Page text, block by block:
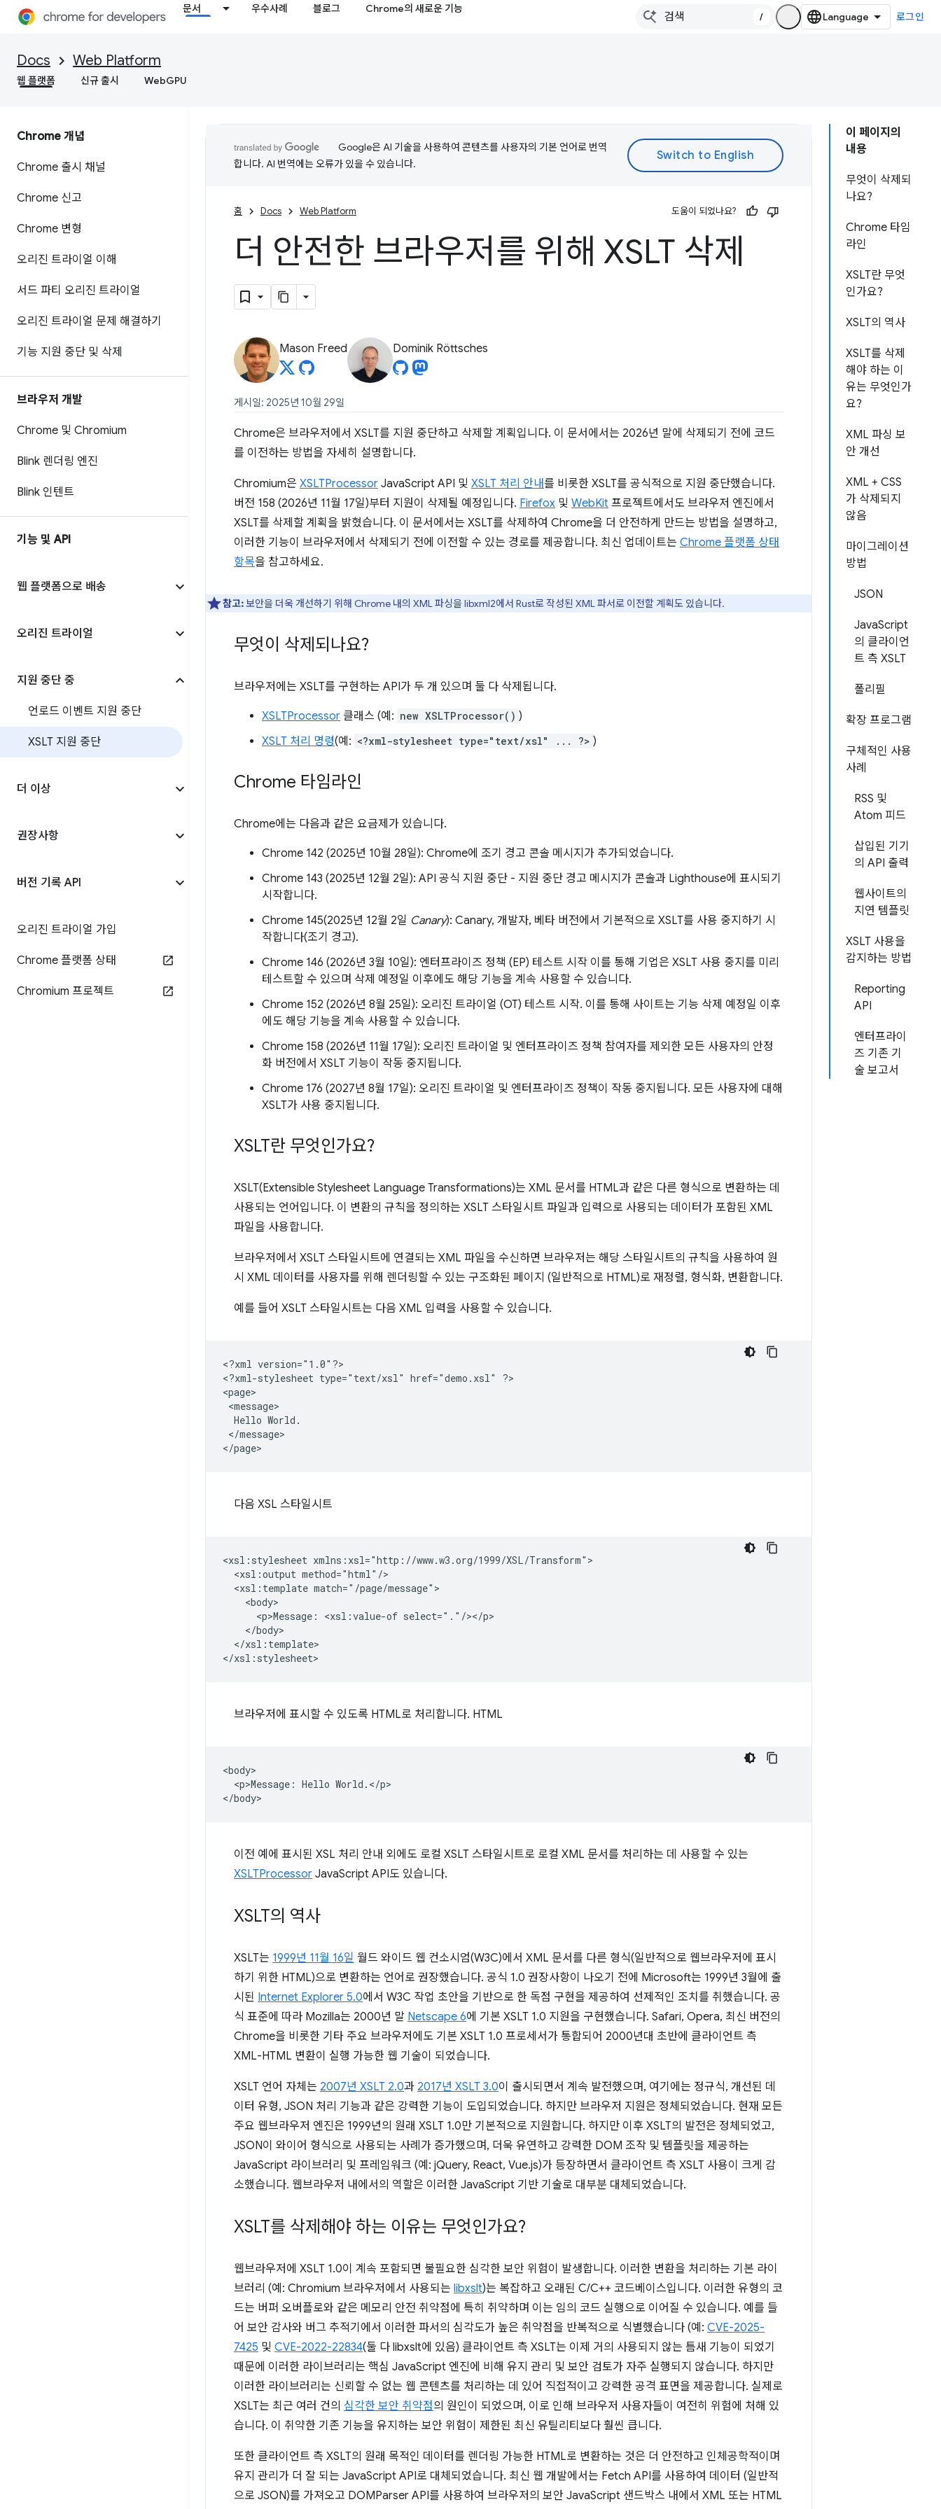
문서 우수사례 블로그 Chrome의 새로운 기능
/ 로그인
Docs Web Platform
웹 플랫폼 신규 출시 WebGPU
Chrome 개념
Chrome 출시 채널
Chrome 신고
Chrome 변형
오리진 트라이얼 이해
서드 파티 오리진 트라이얼
오리진 트라이얼 문제 해결하기
기능 지원 중단 및 삭제
브라우저 개발
Chrome 및 Chromium
Blink 렌더링 엔진
Blink 인텐트
기능 및 API
웹 플랫폼으로 배송
오리진 트라이얼
지원 중단 중
언로드 이벤트 지원 중단
XSLT 지원 중단
더 이상
권장사항
버전 기록 API
오리진 트라이얼 가입
Chrome 플랫폼 상태
Chromium 프로젝트
이 페이지의
내용
무엇이 삭제되
나요?
Chrome 타임
라인
XSLT란 무엇
인가요?
XSLT의 역사
XSLT를 삭제
해야 하는 이
유는 무엇인가
요?
XML 파싱 보
안 개선
XML + CSS
가 삭제되지
않음
마이그레이션
방법
JSON
JavaScript
의 클라이언
트 측 XSLT
폴리필
확장 프로그램
구체적인 사용
사례
RSS 및
Atom 피드
삽입된 기기
의 API 출력
웹사이트의
지연 템플릿
XSLT 사용을
감지하는 방법
Reporting
API
엔터프라이
즈 기존 기
술 보고서
Google은 AI 기술을 사용하여 콘텐츠를 사용자의 기본 언어로 번역
합니다. AI 번역에는 오류가 있을 수 있습니다.
홈 Docs Web Platform 도움이 되었나요?
더 안전한 브라우저를 위해 XSLT 삭제
Mason Freed Dominik Röttsches
게시일: 2025년 10월 29일
Chrome은 브라우저에서 XSLT를 지원 중단하고 삭제할 계획입니다. 이 문서에서는 2026년 말에 삭제되기 전에 코드
를 이전하는 방법을 자세히 설명합니다.
Chromium은 XSLTProcessor JavaScript API 및 XSLT 처리 안내를 비롯한 XSLT를 공식적으로 지원 중단했습니다.
버전 158 (2026년 11월 17일)부터 지원이 삭제될 예정입니다. Firefox 및 WebKit 프로젝트에서도 브라우저 엔진에서
XSLT를 삭제할 계획을 밝혔습니다. 이 문서에서는 XSLT를 삭제하여 Chrome을 더 안전하게 만드는 방법을 설명하고,
이러한 기능이 브라우저에서 삭제되기 전에 이전할 수 있는 경로를 제공합니다. 최신 업데이트는 Chrome 플랫폼 상태
항목을 참고하세요.
참고:보안을 더욱 개선하기 위해 Chrome 내의 XML 파싱을 libxml2에서 Rust로 작성된 XML 파서로 이전할 계획도 있습니다.
무엇이 삭제되나요?
브라우저에는 XSLT를 구현하는 API가 두 개 있으며 둘 다 삭제됩니다.
XSLTProcessor 클래스 (예: new XSLTProcessor() )
XSLT 처리 명령(예: <?xml-stylesheet type="text/xsl" ... ?> )
Chrome 타임라인
Chrome에는 다음과 같은 요금제가 있습니다.
Chrome 142 (2025년 10월 28일): Chrome에 조기 경고 콘솔 메시지가 추가되었습니다.
Chrome 143 (2025년 12월 2일): API 공식 지원 중단 - 지원 중단 경고 메시지가 콘솔과 Lighthouse에 표시되기
시작합니다.
Chrome 145(2025년 12월 2일 Canary): Canary, 개발자, 베타 버전에서 기본적으로 XSLT를 사용 중지하기 시
작합니다(조기 경고).
Chrome 146 (2026년 3월 10일): 엔터프라이즈 정책 (EP) 테스트 시작 이를 통해 기업은 XSLT 사용 중지를 미리
테스트할 수 있으며 삭제 예정일 이후에도 해당 기능을 계속 사용할 수 있습니다.
Chrome 152 (2026년 8월 25일): 오리진 트라이얼 (OT) 테스트 시작. 이를 통해 사이트는 기능 삭제 예정일 이후
에도 해당 기능을 계속 사용할 수 있습니다.
Chrome 158 (2026년 11월 17일): 오리진 트라이얼 및 엔터프라이즈 정책 참여자를 제외한 모든 사용자의 안정
화 버전에서 XSLT 기능이 작동 중지됩니다.
Chrome 176 (2027년 8월 17일): 오리진 트라이얼 및 엔터프라이즈 정책이 작동 중지됩니다. 모든 사용자에 대해
XSLT가 사용 중지됩니다.
XSLT란 무엇인가요?
XSLT(Extensible Stylesheet Language Transformations)는 XML 문서를 HTML과 같은 다른 형식으로 변환하는 데
사용되는 언어입니다. 이 변환의 규칙을 정의하는 XSLT 스타일시트 파일과 입력으로 사용되는 데이터가 포함된 XML
파일을 사용합니다.
브라우저에서 XSLT 스타일시트에 연결되는 XML 파일을 수신하면 브라우저는 해당 스타일시트의 규칙을 사용하여 원
시 XML 데이터를 사용자를 위해 렌더링할 수 있는 구조화된 페이지 (일반적으로 HTML)로 재정렬, 형식화, 변환합니다.
예를 들어 XSLT 스타일시트는 다음 XML 입력을 사용할 수 있습니다.
<?xml version="1.0"?>
<?xml-stylesheet type="text/xsl" href="demo.xsl"
?>
Hello
</message>
다음 XSL 스타일시트
<xsl:stylesheet
<xsl:output
<xsl:template
<p>Message:
<xsl:value-of
</xsl:template>
브라우저에 표시할 수 있도록 HTML로 처리합니다. HTML
<body>
  <p>Message: Hello World.</p>
이전 예에 표시된 XSL 처리 안내 외에도 로컬 XSLT 스타일시트로 로컬 XML 문서를 처리하는 데 사용할 수 있는
XSLTProcessor JavaScript API도 있습니다.
XSLT의 역사
XSLT는 1999년 11월 16일 월드 와이드 웹 컨소시엄(W3C)에서 XML 문서를 다른 형식(일반적으로 웹브라우저에 표시
하기 위한 HTML)으로 변환하는 언어로 권장했습니다. 공식 1.0 권장사항이 나오기 전에 Microsoft는 1999년 3월에 출
시된 Internet Explorer 5.0에서 W3C 작업 초안을 기반으로 한 독점 구현을 제공하여 선제적인 조치를 취했습니다. 공
식 표준에 따라 Mozilla는 2000년 말 Netscape 6에 기본 XSLT 1.0 지원을 구현했습니다. Safari, Opera, 최신 버전의
Chrome을 비롯한 기타 주요 브라우저에도 기본 XSLT 1.0 프로세서가 통합되어 2000년대 초반에 클라이언트 측
XML-HTML 변환이 실행 가능한 웹 기술이 되었습니다.
XSLT 언어 자체는 2007년 XSLT 2.0과 2017년 XSLT 3.0이 출시되면서 계속 발전했으며, 여기에는 정규식, 개선된 데
이터 유형, JSON 처리 기능과 같은 강력한 기능이 도입되었습니다. 하지만 브라우저 지원은 정체되었습니다. 현재 모든
주요 웹브라우저 엔진은 1999년의 원래 XSLT 1.0만 기본적으로 지원합니다. 하지만 이후 XSLT의 발전은 정체되었고,
JSON이 와이어 형식으로 사용되는 사례가 증가했으며, 더욱 유연하고 강력한 DOM 조작 및 템플릿을 제공하는
JavaScript 라이브러리 및 프레임워크 (예: jQuery, React, Vue.js)가 등장하면서 클라이언트 측 XSLT 사용이 크게 감
소했습니다. 웹브라우저 내에서의 역할은 이러한 JavaScript 기반 기술로 대부분 대체되었습니다.
XSLT를 삭제해야 하는 이유는 무엇인가요?
웹브라우저에 XSLT 1.0이 계속 포함되면 불필요한 심각한 보안 위험이 발생합니다. 이러한 변환을 처리하는 기본 라이
브러리 (예: Chromium 브라우저에서 사용되는 libxslt)는 복잡하고 오래된 C/C++ 코드베이스입니다. 이러한 유형의 코
드는 버퍼 오버플로와 같은 메모리 안전 취약점에 특히 취약하며 이는 임의 코드 실행으로 이어질 수 있습니다. 예를 들
어 보안 감사와 버그 추적기에서 이러한 파서의 심각도가 높은 취약점을 반복적으로 식별했습니다 (예: CVE-2025-
7425 및 CVE-2022-22834(둘 다 libxslt에 있음) 클라이언트 측 XSLT는 이제 거의 사용되지 않는 틈새 기능이 되었기
때문에 이러한 라이브러리는 핵심 JavaScript 엔진에 비해 유지 관리 및 보안 검토가 자주 실행되지 않습니다. 하지만
이러한 라이브러리는 신뢰할 수 없는 웹 콘텐츠를 처리하는 데 있어 직접적이고 강력한 공격 표면을 제공합니다. 실제로
XSLT는 최근 여러 건의 심각한 보안 취약점의 원인이 되었으며, 이로 인해 브라우저 사용자들이 여전히 위험에 처해 있
습니다. 이 취약한 기존 기능을 유지하는 보안 위험이 제한된 최신 유틸리티보다 훨씬 큽니다.
또한 클라이언트 측 XSLT의 원래 목적인 데이터를 렌더링 가능한 HTML로 변환하는 것은 더 안전하고 인체공학적이며
유지 관리가 더 잘 되는 JavaScript API로 대체되었습니다. 최신 웹 개발에서는 Fetch API를 사용하여 데이터 (일반적
으로 JSON)를 가져오고 DOMParser API를 사용하여 브라우저의 보안 JavaScript 샌드박스 내에서 XML 또는 HTML